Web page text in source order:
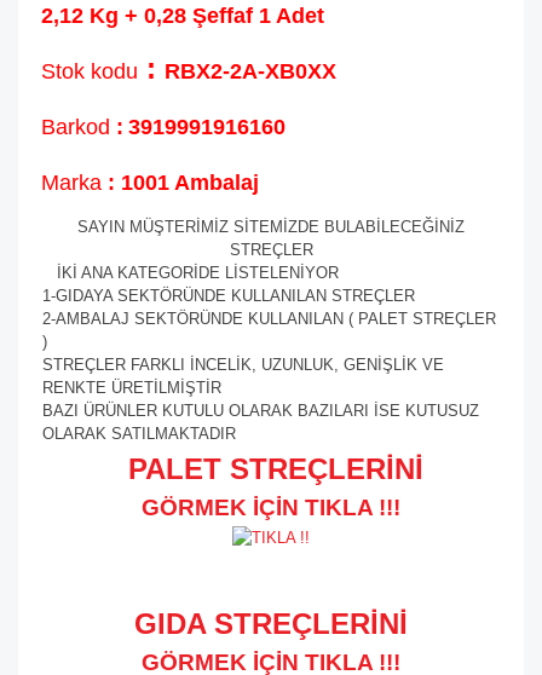
2,12 Kg + 0,28 Şeffaf 1 Adet
Stok kodu : RBX2-2A-XB0XX
Barkod : 3919991916160
Marka : 1001 Ambalaj
SAYIN MÜŞTERİMİZ SİTEMİZDE BULABİLECEĞİNİZ
STREÇLER
İKİ ANA KATEGORİDE LİSTELENİYOR
1-GIDAYA SEKTÖRÜNDE KULLANILAN STREÇLER
2-AMBALAJ SEKTÖRÜNDE KULLANILAN ( PALET STREÇLER
)
STREÇLER FARKLI İNCELİK, UZUNLUK, GENİŞLİK VE
RENKTE ÜRETİLMİŞTİR
BAZI ÜRÜNLER KUTULU OLARAK BAZILARI İSE KUTUSUZ
OLARAK SATILMAKTADIR
PALET STREÇLERİNİ
GÖRMEK İÇİN TIKLA !!!
GIDA STREÇLERİNİ
GÖRMEK İÇİN TIKLA !!!